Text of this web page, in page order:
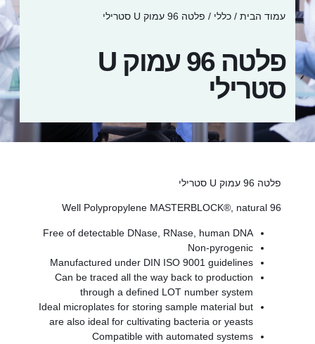
/ כללי/ פלטה 96 עמוק U סטרילי
פלטה 96 עמוק U
Free of detectable DNase, RNase, human DNA
Non-pyrogenic
Manufactured under DIN ISO 9001 guidelines
Can be traced all the way back to production
through a defined LOT number system
Ideal microplates for storing sample material but
are also ideal for cultivating bacteria or yeasts
Compatible with automated systems